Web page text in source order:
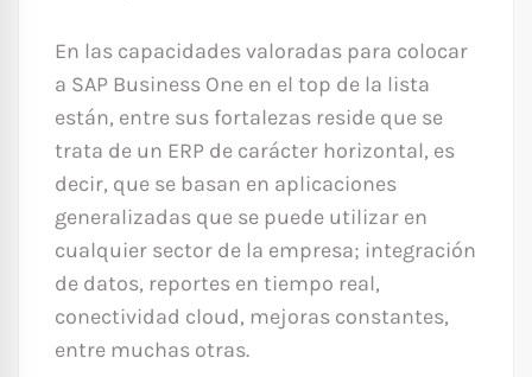
En las capacidades valoradas para colocar
a SAP Business One en el top de la lista
están, entre sus fortalezas reside que se
trata de un ERP de carácter horizontal, es
decir, que se basan en aplicaciones
generalizadas que se puede utilizar en
cualquier sector de la empresa; integración
de datos, reportes en tiempo real,
conectividad cloud, mejoras constantes,
entre muchas otras.